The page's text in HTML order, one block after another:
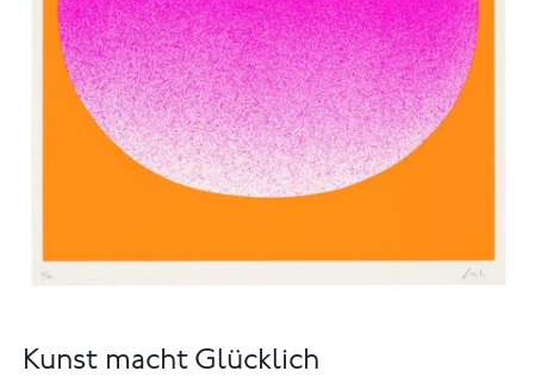
Kunst macht Glücklich